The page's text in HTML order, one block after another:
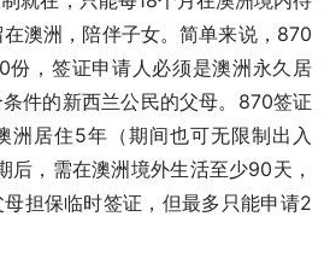
澳洲，陪伴子女。简单来说，870
份，签证申请人必须是澳洲永久居
件的新西兰公民的父母。870签证
洲居住5年（期间也可无限制出入
，需在澳洲境外生活至少90天，
担保临时签证，但最多只能申请2